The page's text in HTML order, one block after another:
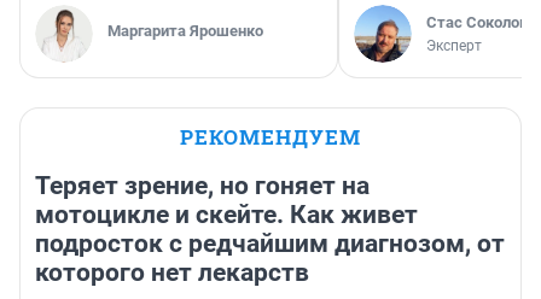
Маргарита Ярошенко Стас Соколов
Эксперт
РЕКОМЕНДУЕМ
Теряет зрение, но гоняет на
мотоцикле и скейте. Как живет
подросток с редчайшим диагнозом, от
которого нет лекарств